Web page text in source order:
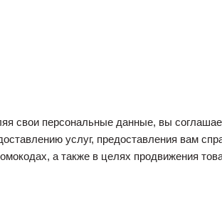
свои персональные данные, вы
услуг, предоставления вам
а также в целях продвижения